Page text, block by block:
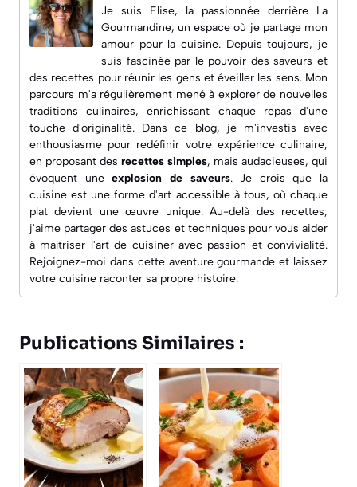
Je suis Elise, la passionnée derrière La
Gourmandine, un espace où je partage mon
amour pour la cuisine. Depuis toujours, je
suis fascinée par le pouvoir des saveurs et
des recettes pour réunir les gens et éveiller les sens. Mon
parcours m'a régulièrement mené à explorer de nouvelles
traditions culinaires, enrichissant chaque repas d'une
touche d'originalité. Dans ce blog, je m'investis avec
enthousiasme pour redéfinir votre expérience culinaire,
en proposant des recettes simples, mais audacieuses, qui
évoquent uneexplosion de saveurs. Je crois que la
cuisine est une forme d'art accessible à tous, où chaque
plat devient une œuvre unique. Au-delà des recettes,
j'aime partager des astuces et techniques pour vous aider
à maîtriser l'art de cuisiner avec passion et convivialité.
Rejoignez-moi dans cette aventure gourmande et laissez
votre cuisine raconter sa propre histoire.
Publications Similaires :